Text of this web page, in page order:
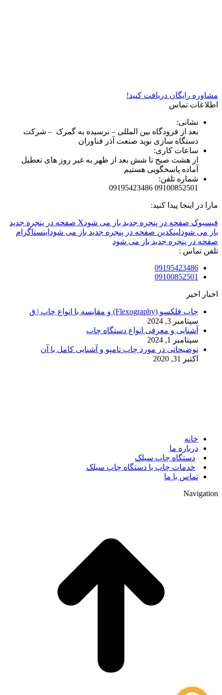
مشاوره رایگان دریافت کنید!
اطلاعات تماس
نشانی:
بعد از فرودگاه بین المللی – نرسیده به گمرک – شرکت
دستگاه سازی نوید صنعت آذر فناوران
ساعات کاری:
از هشت صبح تا شش بعد از ظهر به غیر روز های تعطیل
آماده پاسخگویی هستیم
شماره تلفن:
09100852501 09195423486
مارا در اینجا پیدا کنید:
فیسبوک صفحه در پنجره جدید باز می شود
X صفحه در پنجره جدید
باز می شودلینکدین صفحه در پنجره جدید باز می شود اینستاگرام
صفحه در پنجره جدید باز می شود
تلفن تماس :
09195423486
09100852501
اخبار اخیر
چاپ فلکسو (Flexography) و مقایسه با انواع چاپ | ق
سپتامبر 3, 2024
آشنایی و معرفی انواع دستگاه چاپ
سپتامبر 1, 2024
توضیحاتی در مورد چاپ تامپو و آشنایی کامل با آن
اکتبر 31, 2020
خانه
درباره ما
دستگاه چاپ سیلک
خدمات چاپ با دستگاه چاپ سیلک
تماس با ما
Navigation